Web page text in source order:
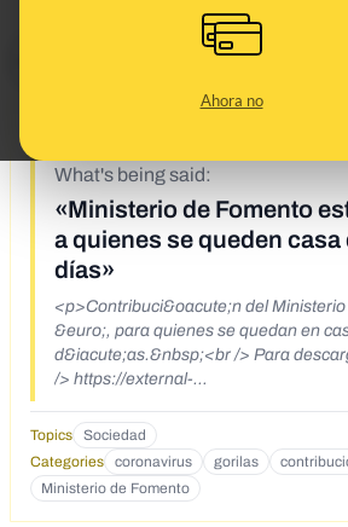
Ahora no
What's being said:
«Ministerio de Fomento
a quienes se queden casa
días»
<p>Contribuci&oacute;n del
&euro;, para quienes se quedan en
d&iacute;as.&nbsp;<br /> Para
/> https://external-
z60xQQ79dHKPY.jpg?
e2ea2cb9f</p>
Topics Sociedad
Categories
coronavirus gorilas
Ministerio de Fomento